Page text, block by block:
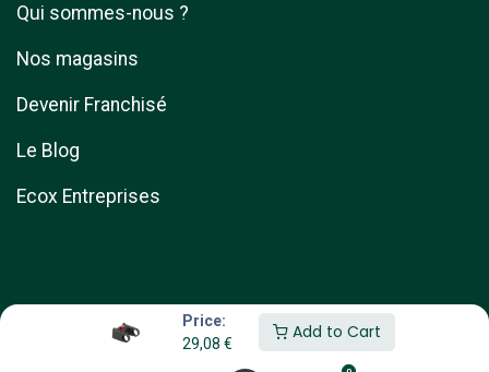
Price:
29,08 €
Add to Cart
Qui sommes-nous ?
Nos magasins
Devenir Franchisé
Le Blog
Ecox Entreprises